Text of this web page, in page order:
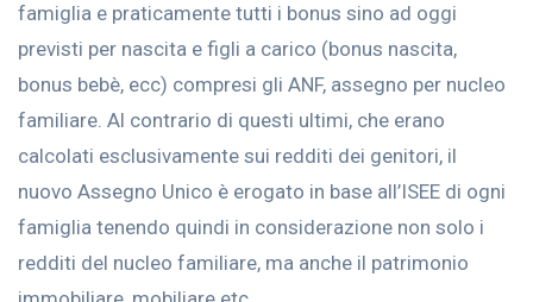
famiglia e praticamente tutti i bonus sino ad oggi
previsti per nascita e figli a carico (bonus nascita,
bonus bebè, ecc) compresi gli ANF, assegno per nucleo
familiare. Al contrario di questi ultimi, che erano
calcolati esclusivamente sui redditi dei genitori, il
nuovo Assegno Unico è erogato in base all’ISEE di ogni
famiglia tenendo quindi in considerazione non solo i
redditi del nucleo familiare, ma anche il patrimonio